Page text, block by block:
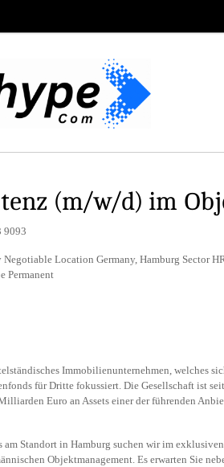
(m/w/d) im
9093
Location Germany, Hamburg Sector
Permanent
Immobilienunternehmen, welches
für Dritte fokussiert. Die Gesellschaft ist
Euro an Assets einer der führenden
am Standort in Hamburg suchen wir im
Objektmanagement. Es erwarten Sie